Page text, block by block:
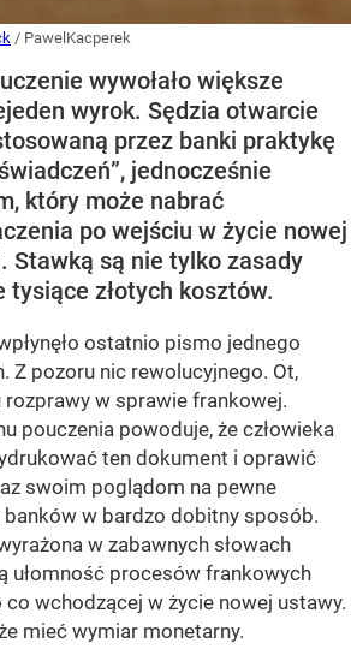
/ PawelKacperek
wywołało większe
wyrok. Sędzia otwarcie
przez banki praktykę
jednocześnie
który może nabrać
po wejściu w życie nowej
Stawką są nie tylko zasady
tysiące złotych kosztów.
ostatnio pismo jednego
Z pozoru nic rewolucyjnego. Ot,
w sprawie frankowej.
pouczenia powoduje, że człowieka
ten dokument i oprawić
swoim poglądom na pewne
banków w bardzo dobitny sposób.
w zabawnych słowach
ułomność procesów frankowych
wchodzącej w życie nowej ustawy.
mieć wymiar monetarny.